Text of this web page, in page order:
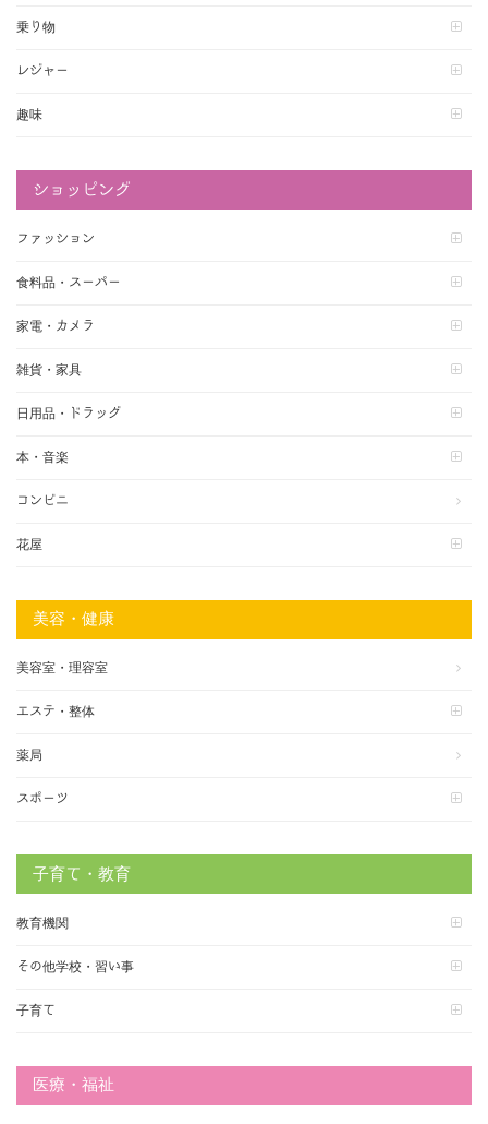
乗り物
レジャー
趣味
ショッピング
ファッション
食料品・スーパー
家電・カメラ
雑貨・家具
日用品・ドラッグ
本・音楽
コンビニ
花屋
美容・健康
美容室・理容室
エステ・整体
薬局
スポーツ
子育て・教育
教育機関
その他学校・習い事
子育て
医療・福祉